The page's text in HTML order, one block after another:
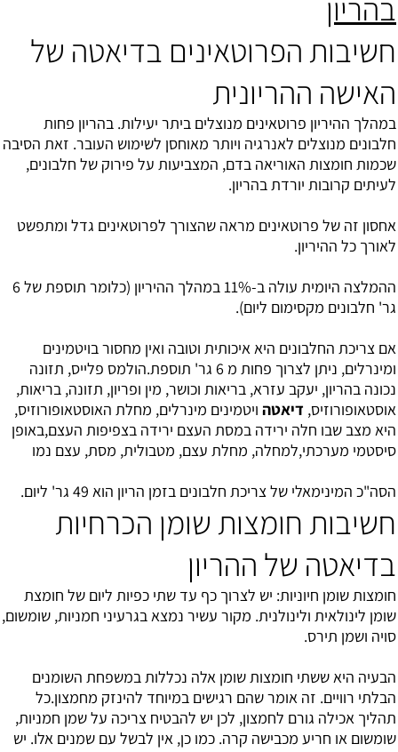
חשיבות הפרוטאינים בדיאטה של
האישה ההריונית
במהלך ההיריון פרוטאינים מנוצלים ביתר יעילות. בהריון פחות
חלבונים מנוצלים לאנרגיה ויותר מאוחסן לשימוש העובר. זאת הסיבה
שכמות חומצות האוריאה בדם, המצביעות על פירוק של חלבונים,
לעיתים קרובות יורדת בהריון.
אחסון זה של פרוטאינים מראה שהצורך לפרוטאינים גדל ומתפשט
לאורך כל ההיריון.
ההמלצה היומית עולה ב-11% במהלך ההיריון (כלומר תוספת של 6
גר' חלבונים מקסימום ליום).
אם צריכת החלבונים היא איכותית וטובה ואין מחסור בויטמינים
ומינרלים, ניתן לצרוך פחות מ 6 גר' תוספת.הולמס פלייס, ­תזונה
נכונה בהריון, יעקב עזרא, בריאות וכושר, מין ופריון, תזונה, בריאות,
אוסטאופורוזיס, דיאטה ויטמינים מינרלים, מחלת האוסטאופורוזיס,
היא מצב שבו חלה ירידה במסת העצם ירידה בצפיפות העצם,באופן
סיסטמי מערכתי,למחלה, מחלת עצם, מטבולית, מסת, עצם נמו
הסה"כ המינימאלי של צריכת חלבונים בזמן הריון הוא 49 גר' ליום.
חשיבות חומצות שומן הכרחיות
בדיאטה של ההריון
חומצות שומן חיוניות: יש לצרוך כף עד שתי כפיות ליום של חומצת
שומן לינולאית ולינולנית. מקור עשיר נמצא בגרעיני חמניות, שומשום,
סויה ושמן תירס.
הבעיה היא ששתי חומצות שומן אלה נכללות במשפחת השומנים
הבלתי רוויים. זה אומר שהם רגישים במיוחד להינזק מחמצון.כל
תהליך אכילה גורם לחמצון, לכן יש להבטיח צריכה על שמן חמניות,
שומשום או חריע מכבישה קרה. כמו כן, אין לבשל עם שמנים אלו. יש